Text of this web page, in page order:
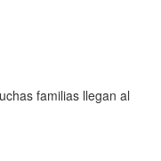
familias llegan al